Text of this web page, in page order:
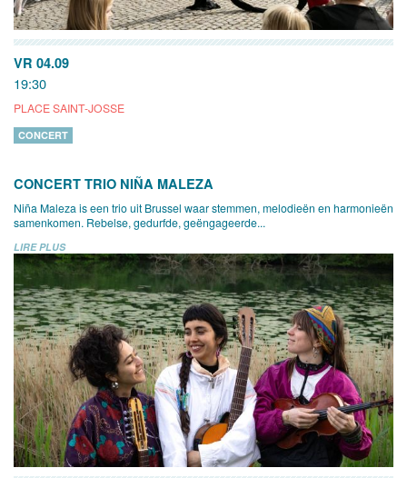
VR 04.09
19:30
PLACE SAINT-JOSSE
CONCERT
CONCERT TRIO NIÑA MALEZA
Niña Maleza is een trio uit Brussel waar stemmen, melodieën en harmonieën
samenkomen. Rebelse, gedurfde, geëngageerde...
LIRE PLUS